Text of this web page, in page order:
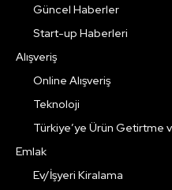
Güncel Haberler
Start-up Haberleri
Alışveriş
Online Alışveriş
Teknoloji
Türkiye’ye Ürün Getirtme
Emlak
Ev/İşyeri Kiralama